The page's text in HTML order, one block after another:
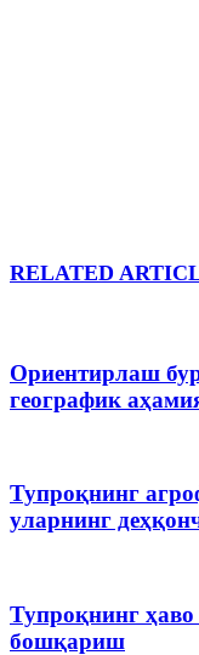
RELATED
Ориентирлаш
географик
Тупроқнинг
уларнинг
Тупроқнинг
бошқариш